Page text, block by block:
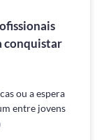
conquistar
ou a espera
entre jovens